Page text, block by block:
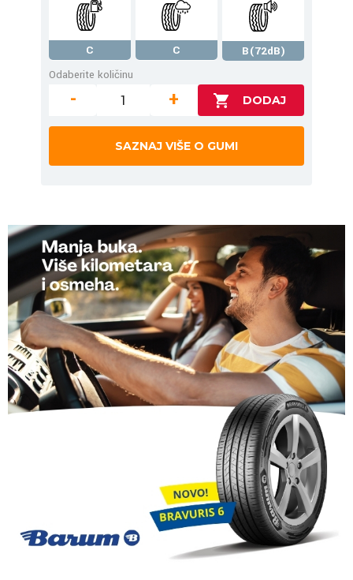
C C
B(72dB)
Odaberite količinu
- +
SAZNAJ VIŠE O GUMI